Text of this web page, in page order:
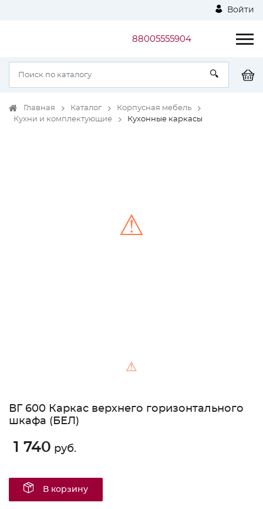
Войти
88005555904
Главная Каталог
Корпусная мебель
Кухни и комплектующие
Кухонные каркасы
⚠
⚠
ВГ 600 Каркас верхнего горизонтального
шкафа (БЕЛ)
1 740 руб.
В корзину